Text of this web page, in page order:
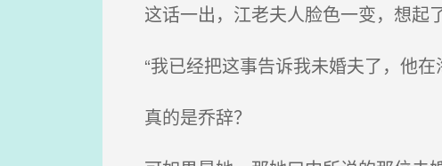
这话一出，江老夫人脸色一变，想起
“我已经把这事告诉我未婚夫了，他
真的是乔辞？